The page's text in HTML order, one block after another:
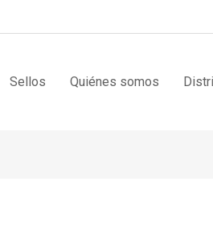
Sellos Quiénes somos